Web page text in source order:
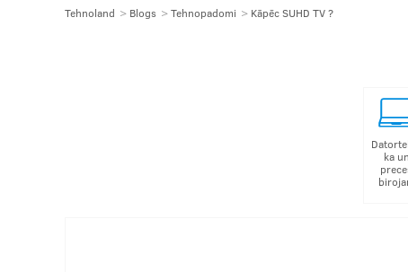
Tehnoland Blogs Tehnopadomi Kāpēc SUHD TV ?
ka un